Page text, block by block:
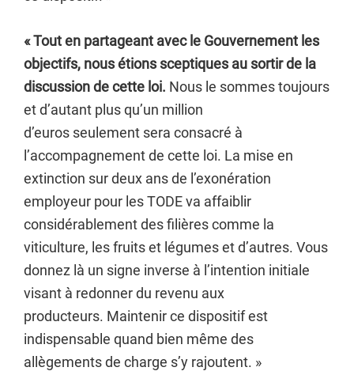
« Tout en partageant avec le Gouvernement les
objectifs, nous étions sceptiques au sortir de la
discussion de cette loi. Nous le sommes toujours
et d’autant plus qu’un million
d’euros seulement sera consacré à
l’accompagnement de cette loi. La mise en
extinction sur deux ans de l’exonération
employeur pour les TODE va affaiblir
considérablement des filières comme la
viticulture, les fruits et légumes et d’autres. Vous
donnez là un signe inverse à l’intention initiale
visant à redonner du revenu aux
producteurs. Maintenir ce dispositif est
indispensable quand bien même des
allègements de charge s’y rajoutent. »